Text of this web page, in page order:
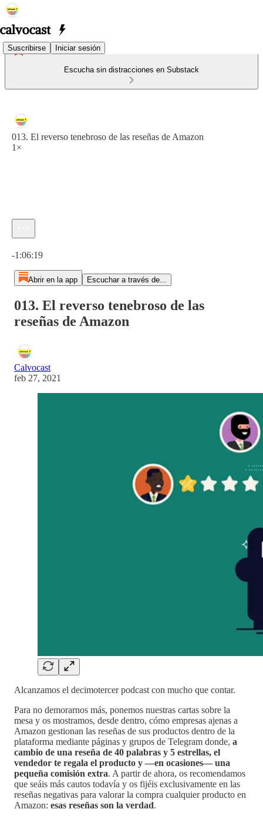
Suscribirse Iniciar sesión
Escucha sin distracciones en Substack
013. El reverso tenebroso de las reseñas de Amazon
1×
-1:06:19
Abrir en la app Escuchar a través de...
013. El reverso tenebroso de las
reseñas de Amazon
Calvocast
feb 27, 2021
Alcanzamos el decimotercer podcast con mucho que contar.
Para no demorarnos más, ponemos nuestras cartas sobre la
mesa y os mostramos, desde dentro, cómo empresas ajenas a
Amazon gestionan las reseñas de sus productos dentro de la
plataforma mediante páginas y grupos de Telegram donde, a
cambio de una reseña de 40 palabras y 5 estrellas, el
vendedor te regala el producto y —en ocasiones— una
pequeña comisión extra. A partir de ahora, os recomendamos
que seáis más cautos todavía y os fijéis exclusivamente en las
reseñas negativas para valorar la compra cualquier producto en
Amazon: esas reseñas son la verdad.